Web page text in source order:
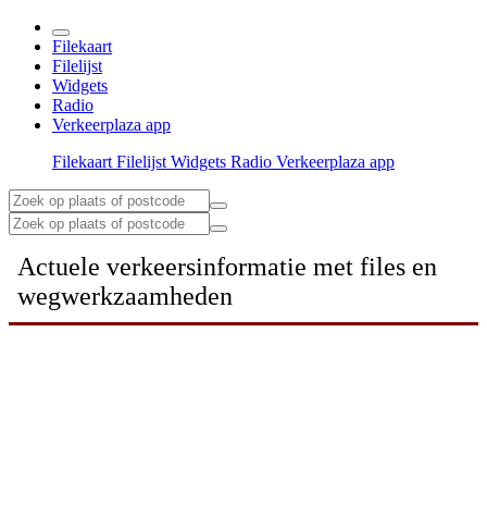
Filekaart
Filelijst
Widgets
Radio
Verkeerplaza app
Filekaart Filelijst Widgets Radio Verkeerplaza app
Actuele verkeersinformatie met files en
wegwerkzaamheden